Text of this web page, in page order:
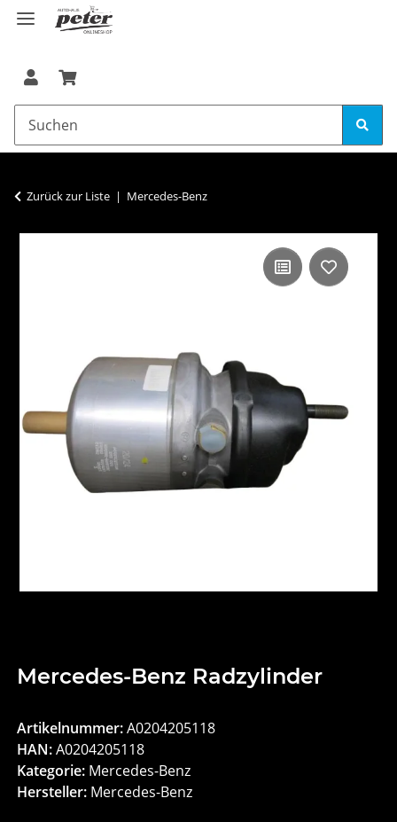
Zurück zur Liste Mercedes-Benz
Mercedes-Benz Radzylinder
Artikelnummer:A0204205118
HAN:A0204205118
Kategorie: Mercedes-Benz
Hersteller: Mercedes-Benz